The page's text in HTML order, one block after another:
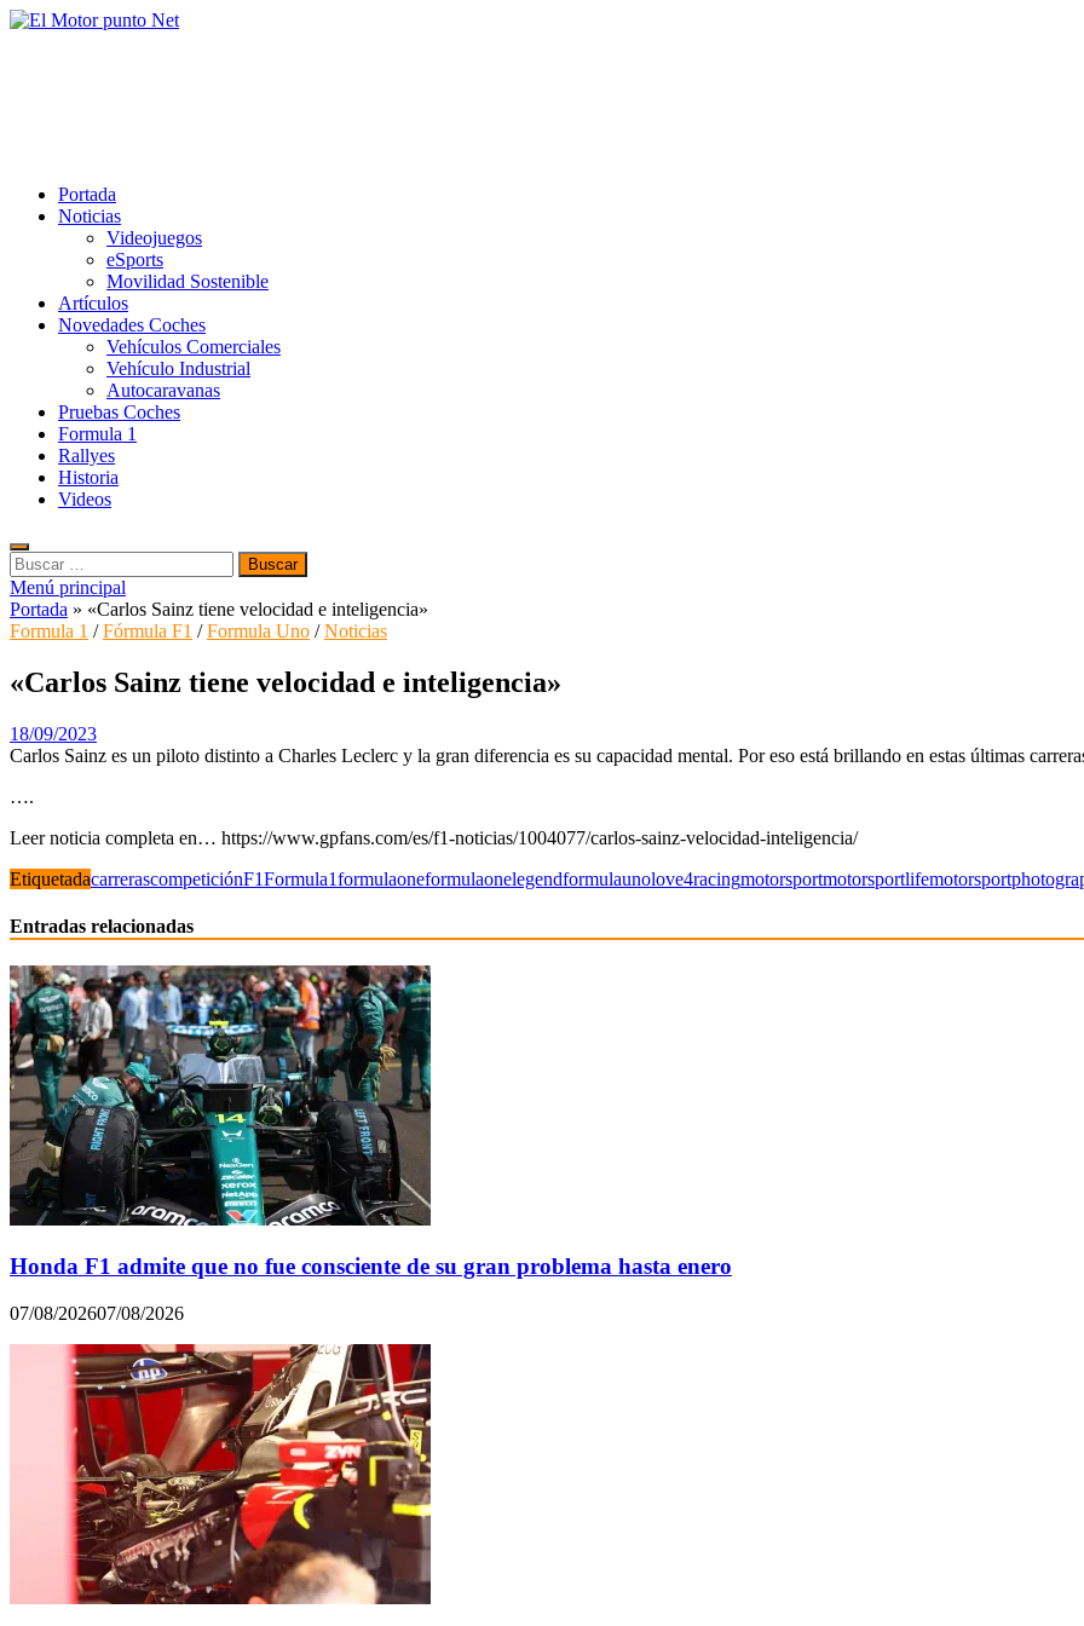
Saltar
Portada
Noticias
Videojuegos
eSports
Movilidad Sostenible
Artículos
Novedades Coches
Vehículos Comerciales
Vehículo Industrial
Autocaravanas
Pruebas Coches
Formula 1
Rallyes
Historia
Videos
Buscar:
Menú principal
Portada » «Carlos Sainz tiene velocidad e inteligencia»
Formula 1 /Fórmula F1 /Formula Uno /Noticias
«Carlos Sainz tiene velocidad e inteligencia»
18/09/2023
Carlos Sainz es un piloto distinto a Charles Leclerc y la gran diferencia es su capacidad mental. Por eso está brillando en estas últimas
….
Leer noticia completa en… https://www.gpfans.com/es/f1-noticias/1004077/carlos-sainz-velocidad-inteligencia/
EtiquetadacarrerascompeticiónF1Formula1formulaoneformulaonelegendformulaunolove4racingmotorsportmotorsportlife
Entradas relacionadas
Honda F1 admite que no fue consciente de su gran problema hasta enero
07/08/202607/08/2026